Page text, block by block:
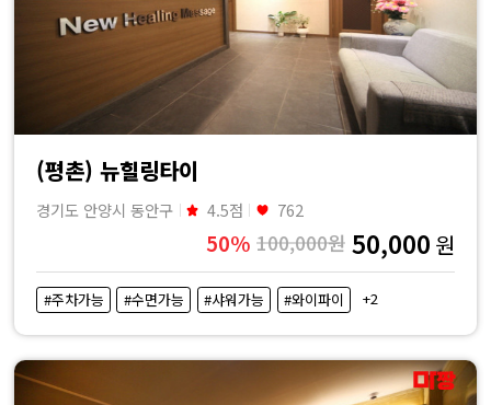
(평촌) 뉴힐링타이
경기도 안양시 동안구 4.5점 762
50% 100,000원 50,000 원
#주차가능 #수면가능 #샤워가능 #와이파이 +2